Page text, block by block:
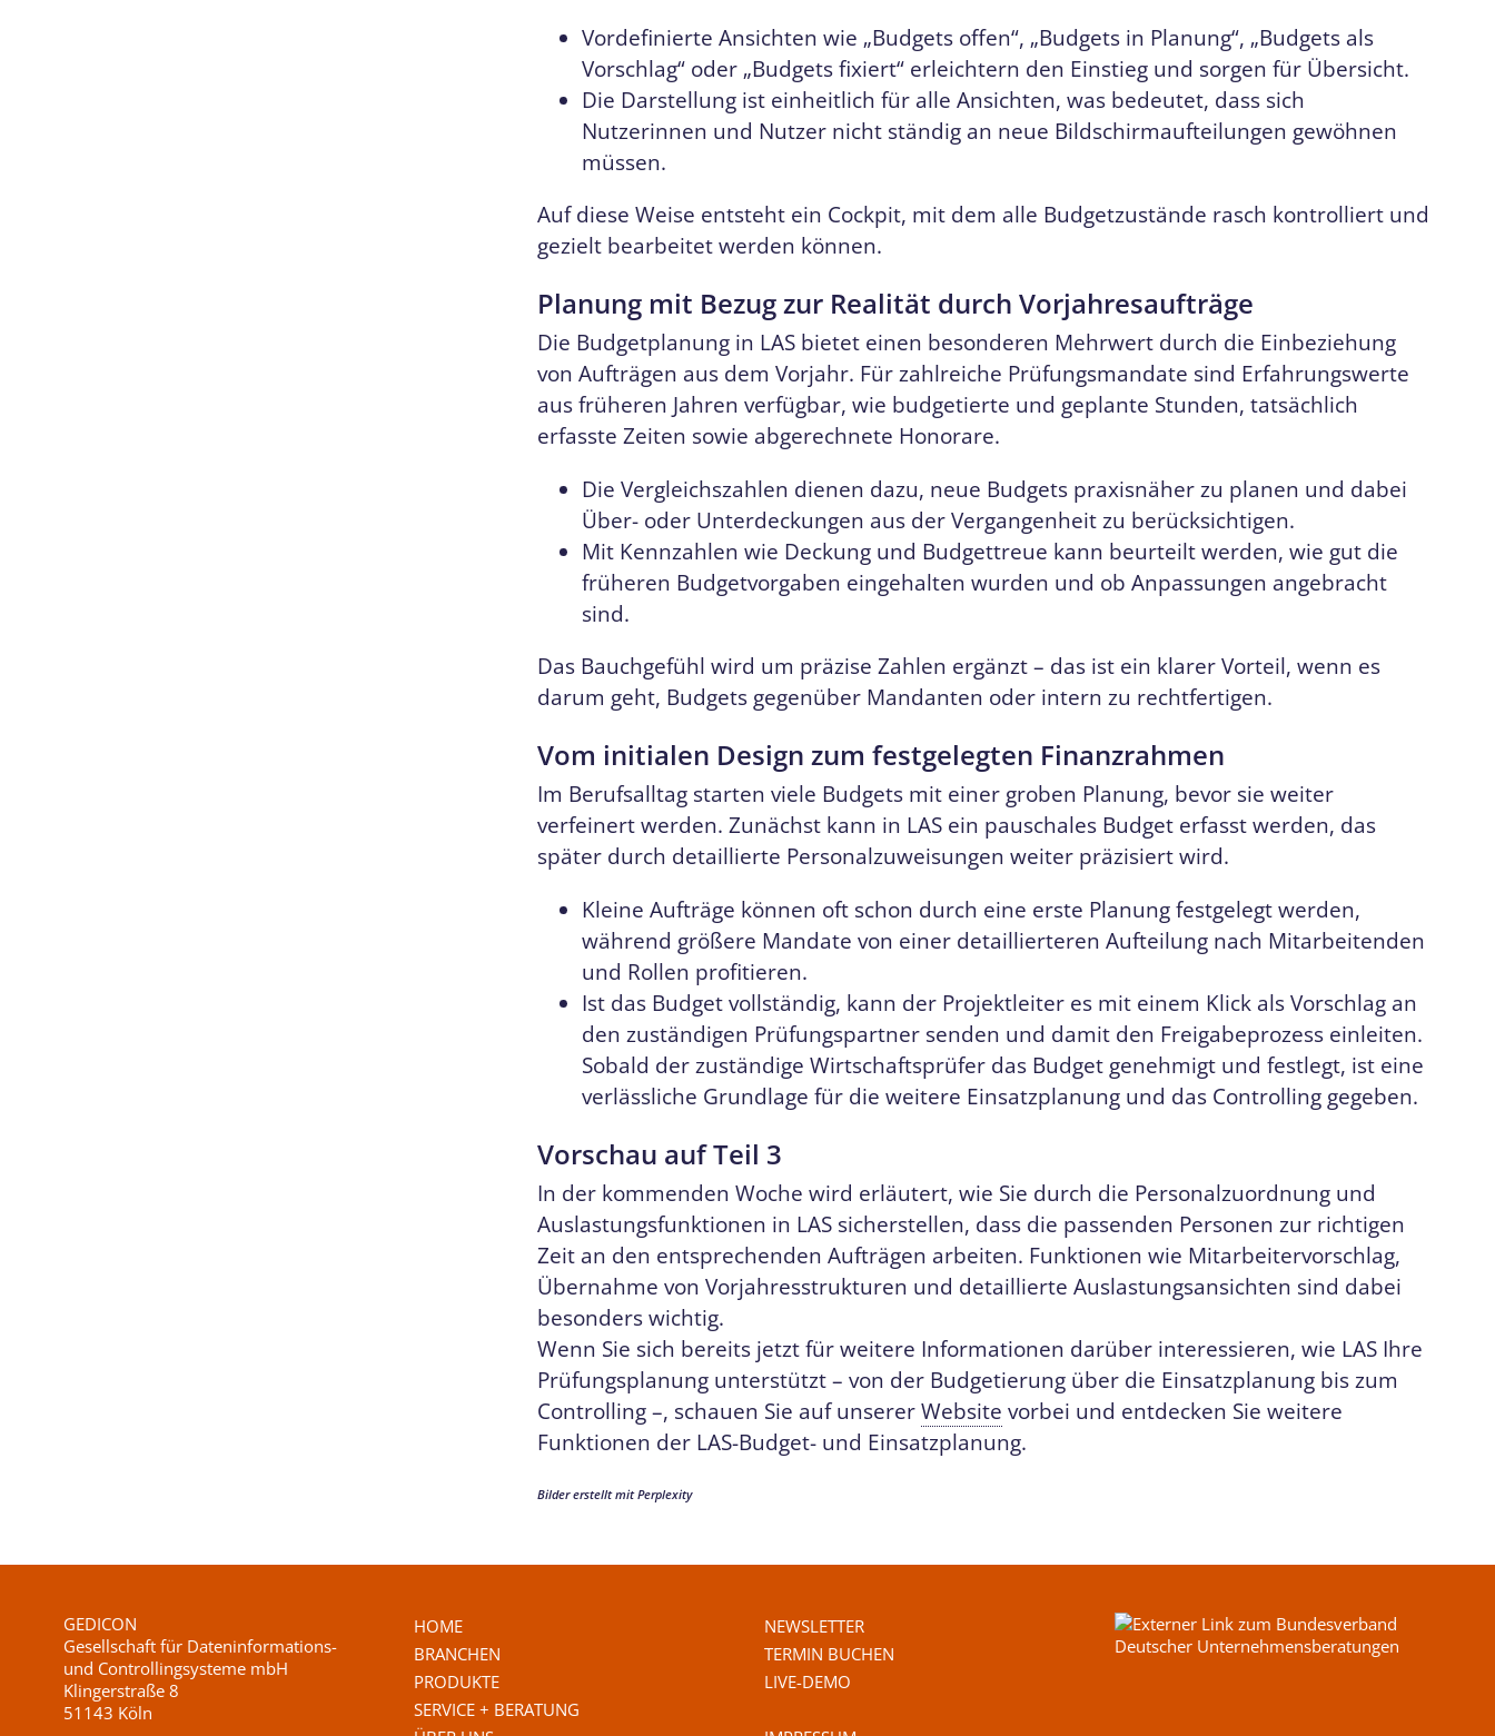
Vordefinierte Ansichten wie „Budgets offen“, „Budgets in Planung“, „Budgets als
Vorschlag“ oder „Budgets fixiert“ erleichtern den Einstieg und sorgen für Übersicht.
Die Darstellung ist einheitlich für alle Ansichten, was bedeutet, dass sich
Nutzerinnen und Nutzer nicht ständig an neue Bildschirmaufteilungen gewöhnen
müssen.
Auf diese Weise entsteht ein Cockpit, mit dem alle Budgetzustände rasch kontrolliert und
gezielt bearbeitet werden können.
Planung mit Bezug zur Realität durch Vorjahresaufträge
Die Budgetplanung in LAS bietet einen besonderen Mehrwert durch die Einbeziehung
von Aufträgen aus dem Vorjahr. Für zahlreiche Prüfungsmandate sind Erfahrungswerte
aus früheren Jahren verfügbar, wie budgetierte und geplante Stunden, tatsächlich
erfasste Zeiten sowie abgerechnete Honorare.
Die Vergleichszahlen dienen dazu, neue Budgets praxisnäher zu planen und dabei
Über- oder Unterdeckungen aus der Vergangenheit zu berücksichtigen.
Mit Kennzahlen wie Deckung und Budgettreue kann beurteilt werden, wie gut die
früheren Budgetvorgaben eingehalten wurden und ob Anpassungen angebracht
sind.
Das Bauchgefühl wird um präzise Zahlen ergänzt – das ist ein klarer Vorteil, wenn es
darum geht, Budgets gegenüber Mandanten oder intern zu rechtfertigen.
Vom initialen Design zum festgelegten Finanzrahmen
Im Berufsalltag starten viele Budgets mit einer groben Planung, bevor sie weiter
verfeinert werden. Zunächst kann in LAS ein pauschales Budget erfasst werden, das
später durch detaillierte Personalzuweisungen weiter präzisiert wird.
Kleine Aufträge können oft schon durch eine erste Planung festgelegt werden,
während größere Mandate von einer detaillierteren Aufteilung nach Mitarbeitenden
und Rollen profitieren.
Ist das Budget vollständig, kann der Projektleiter es mit einem Klick als Vorschlag an
den zuständigen Prüfungspartner senden und damit den Freigabeprozess einleiten.
Sobald der zuständige Wirtschaftsprüfer das Budget genehmigt und festlegt, ist eine
verlässliche Grundlage für die weitere Einsatzplanung und das Controlling gegeben.
Vorschau auf Teil 3
In der kommenden Woche wird erläutert, wie Sie durch die Personalzuordnung und
Auslastungsfunktionen in LAS sicherstellen, dass die passenden Personen zur richtigen
Zeit an den entsprechenden Aufträgen arbeiten. Funktionen wie Mitarbeitervorschlag,
Übernahme von Vorjahresstrukturen und detaillierte Auslastungsansichten sind dabei
besonders wichtig.
Wenn Sie sich bereits jetzt für weitere Informationen darüber interessieren, wie LAS Ihre
Prüfungsplanung unterstützt – von der Budgetierung über die Einsatzplanung bis zum
Controlling –, schauen Sie auf unsererWebsite vorbei und entdecken Sie weitere
Funktionen der LAS-Budget- und Einsatzplanung.
Bilder erstellt mit Perplexity
GEDICON
Gesellschaft für Dateninformations-
und Controllingsysteme mbH
Klingerstraße 8
51143 Köln
HOME
BRANCHEN
PRODUKTE
SERVICE + BERATUNG
NEWSLETTER
TERMIN BUCHEN
LIVE-DEMO